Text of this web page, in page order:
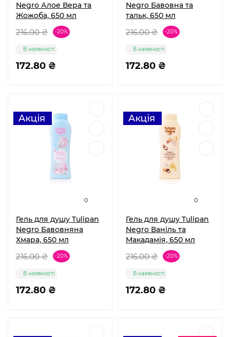
Negro Алое Вера та
Жожоба, 650 мл
216.00 ₴ -20%
172.80 ₴
В наявності
Negro Бавовна та
тальк, 650 мл
216.00 ₴ -20%
172.80 ₴
В наявності
0
Гель для душу Tulipan
Negro Бавовняна
Хмара, 650 мл
216.00 ₴ -20%
172.80 ₴
В наявності
0
Гель для душу Tulipan
Negro Ваніль та
Макадамія, 650 мл
216.00 ₴ -20%
172.80 ₴
В наявності